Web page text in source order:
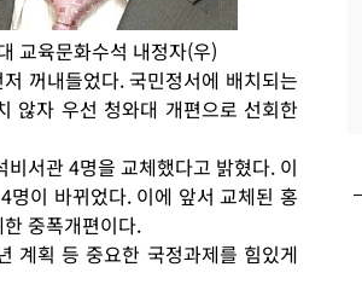
교육문화수석 내정자(우)
꺼내들었다. 국민정서에 배치되는
않자 우선 청와대 개편으로 선회한
서관 4명을 교체했다고 밝혔다. 이
명이 바뀌었다. 이에 앞서 교체된 홍
중폭개편이다.
계획 등 중요한 국정과제를 힘있게